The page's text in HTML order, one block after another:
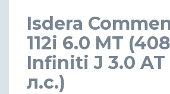
Isdera
112i 6.0 MT
Infiniti J 3.0 AT
л.с.)